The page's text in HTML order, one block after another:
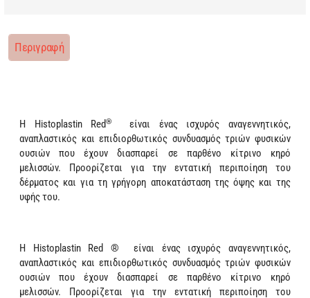
Περιγραφή
Η Histoplastin Red®
είναι ένας ισχυρός αναγεννητικός,
αναπλαστικός και επιδιορθωτικός συνδυασμός τριών φυσικών
ουσιών που έχουν διασπαρεί σε παρθένο κίτρινο κηρό
μελισσών. Προορίζεται για την εντατική περιποίηση του
δέρματος και για τη γρήγορη αποκατάσταση της όψης και της
υφής του.
Η Histoplastin Red ® είναι ένας ισχυρός αναγεννητικός,
αναπλαστικός και επιδιορθωτικός συνδυασμός τριών φυσικών
ουσιών που έχουν διασπαρεί σε παρθένο κίτρινο κηρό
μελισσών. Προορίζεται για την εντατική περιποίηση του